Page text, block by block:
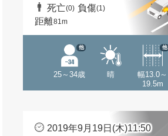
死亡(0) 負傷(1)
距離81m
25～34歳
他
晴
幅13.0～
19.5m
他
2019年9月19日(木)11:50